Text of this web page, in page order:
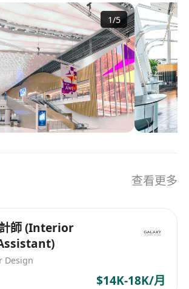
has a diverse portfolio that
property development,
and design consultancy
sectors in Mainland China
AVT Design employs over
operates offices in various
Hong Kong, Shanghai, and
services throughout Asia.
限公司是一家總部位於香港的顧問
展覽諮詢以及為中國大陸及其他地
，為整個亞洲提供服務。
1/5
查看更多
師 (Interior
Design
$14K-18K/月